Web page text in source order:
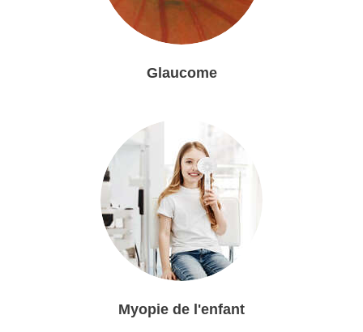
Glaucome
Myopie de l'enfant